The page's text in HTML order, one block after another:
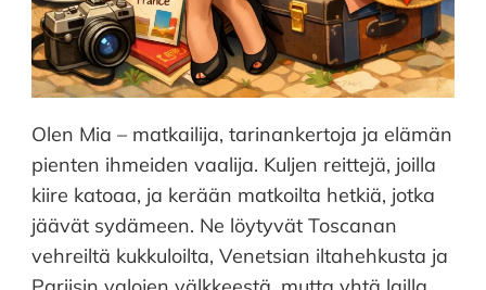
Olen Mia – matkailija, tarinankertoja ja elämän
pienten ihmeiden vaalija. Kuljen reittejä, joilla
kiire katoaa, ja kerään matkoilta hetkiä, jotka
jäävät sydämeen. Ne löytyvät Toscanan
vehreiltä kukkuloilta, Venetsian iltahehkusta ja